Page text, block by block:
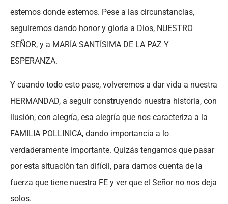
estemos donde estemos. Pese a las circunstancias,
seguiremos dando honor y gloria a Dios, NUESTRO
SEÑOR, y a MARÍA SANTÍSIMA DE LA PAZ Y
ESPERANZA.
Y cuando todo esto pase, volveremos a dar vida a nuestra
HERMANDAD, a seguir construyendo nuestra historia, con
ilusión, con alegría, esa alegría que nos caracteriza a la
FAMILIA POLLINICA, dando importancia a lo
verdaderamente importante. Quizás tengamos que pasar
por esta situación tan difícil, para darnos cuenta de la
fuerza que tiene nuestra FE y ver que el Señor no nos deja
solos.